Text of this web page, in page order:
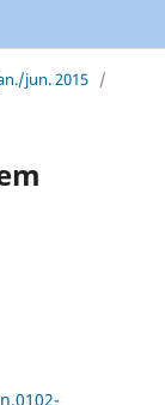
jun. 2015 /